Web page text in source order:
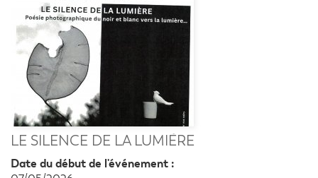
LE SILENCE DE LA LUMIÈRE
Date du début de l'événement :